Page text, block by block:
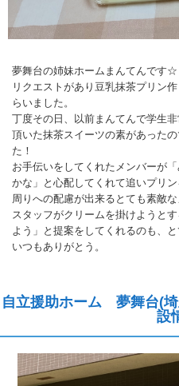
夢舞台の姉妹ホームまんてんです☆
リクエストがあり豆乳抹茶プリン
らいました。
丁度その日、以前まんてんで学生
頂いた抹茶スイーツの素があった
た！
お手伝いをしてくれたメンバーが
かな」と心配してくれて追いプリン
周りへの配慮が出来るとても素敵な
スタッフがクリームを掛けようと
よう」と提案をしてくれるのも、と
いつもありがとう。
自立援助ホーム 夢舞台(
設